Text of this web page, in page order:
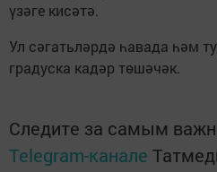
үзәге кисәтә.
Ул сәгатьләрдә һавада һәм
градуска кадәр төшәчәк.
Следите за самым
Telegram-канале